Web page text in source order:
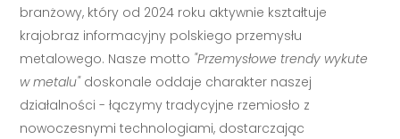
branżowy, który od 2024 roku aktywnie kształtuje
krajobraz informacyjny polskiego przemysłu
metalowego. Nasze motto "Przemysłowe trendy wykute
w metalu"doskonale oddaje charakter naszej
działalności - łączymy tradycyjne rzemiosło z
nowoczesnymi technologiami, dostarczając